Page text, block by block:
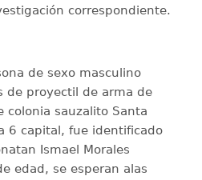
correspondiente.
de sexo masculino
de proyectil de arma de
colonia sauzalito Santa
6 capital, fue identificado
Ismael Morales
edad, se esperan alas